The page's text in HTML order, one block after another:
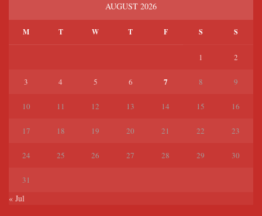
AUGUST 2026
M T W T F S S
1 2
3 4 5 6 7 8 9
10 11 12 13 14 15 16
17 18 19 20 21 22 23
24 25 26 27 28 29 30
31
« Jul